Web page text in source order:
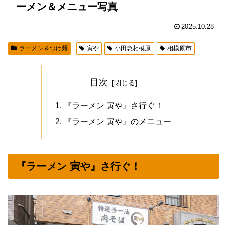
ーメン＆メニュー写真
2025.10.28
ラーメン＆つけ麺 寅や 小田急相模原 相模原市
目次
『ラーメン 寅や』さ行ぐ！
『ラーメン 寅や』のメニュー
『ラーメン 寅や』さ行ぐ！